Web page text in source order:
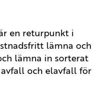
en returpunkt i
lämna och
lämna in sorterat
och elavfall för